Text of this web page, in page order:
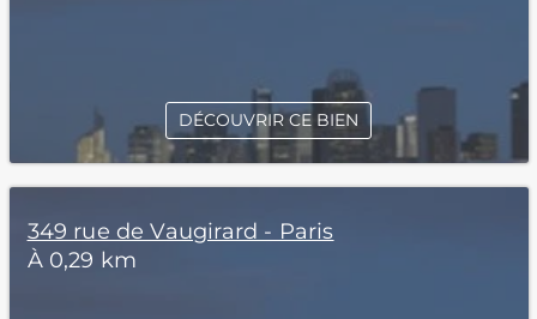
DÉCOUVRIR CE BIEN
349 rue de Vaugirard - Paris
À 0,29 km